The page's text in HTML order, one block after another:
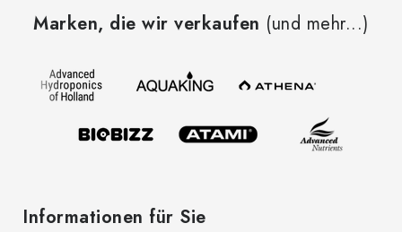
Marken, die wir verkaufen (und mehr...)
Informationen für Sie